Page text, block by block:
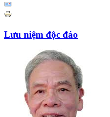
Lưu niệm độc đáo